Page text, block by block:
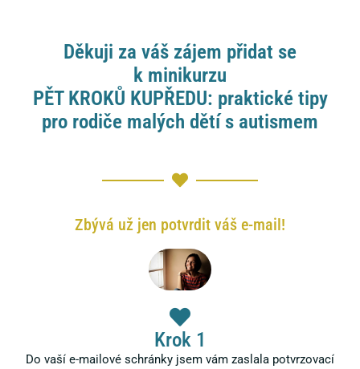
Děkuji za váš zájem přidat se
k minikurzu
PĚT KROKŮ KUPŘEDU: praktické tipy
pro rodiče malých dětí s autismem
Zbývá už jen potvrdit váš e-mail!
Krok 1
Do vaší e-mailové schránky jsem vám zaslala potvrzovací